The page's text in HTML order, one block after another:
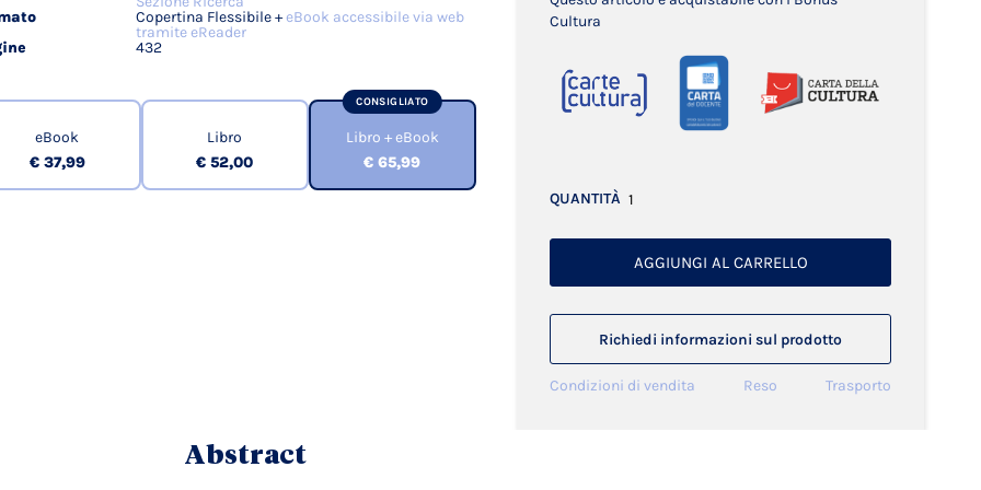
Cultura
QUANTITÀ
AGGIUNGI AL CARRELLO
Richiedi informazioni sul prodotto
Condizioni di vendita Reso Trasporto
Copertina Flessibile +eBook accessibile via web
tramite eReader
432
eBook
€ 37,99
Libro
€ 52,00
CONSIGLIATO
Libro + eBook
€ 65,99
Abstract